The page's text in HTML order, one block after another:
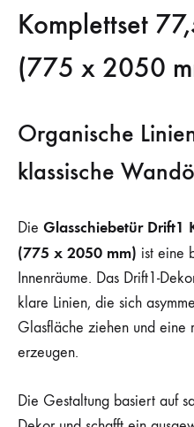
Komplettset
(775 x 2050
Organische
klassische
Die Glasschiebetür Drift1
(775 x 2050 mm) ist eine
Innenräume. Das Drift1-
klare Linien, die sich
Glasfläche ziehen und eine
erzeugen.
Die Gestaltung basiert auf